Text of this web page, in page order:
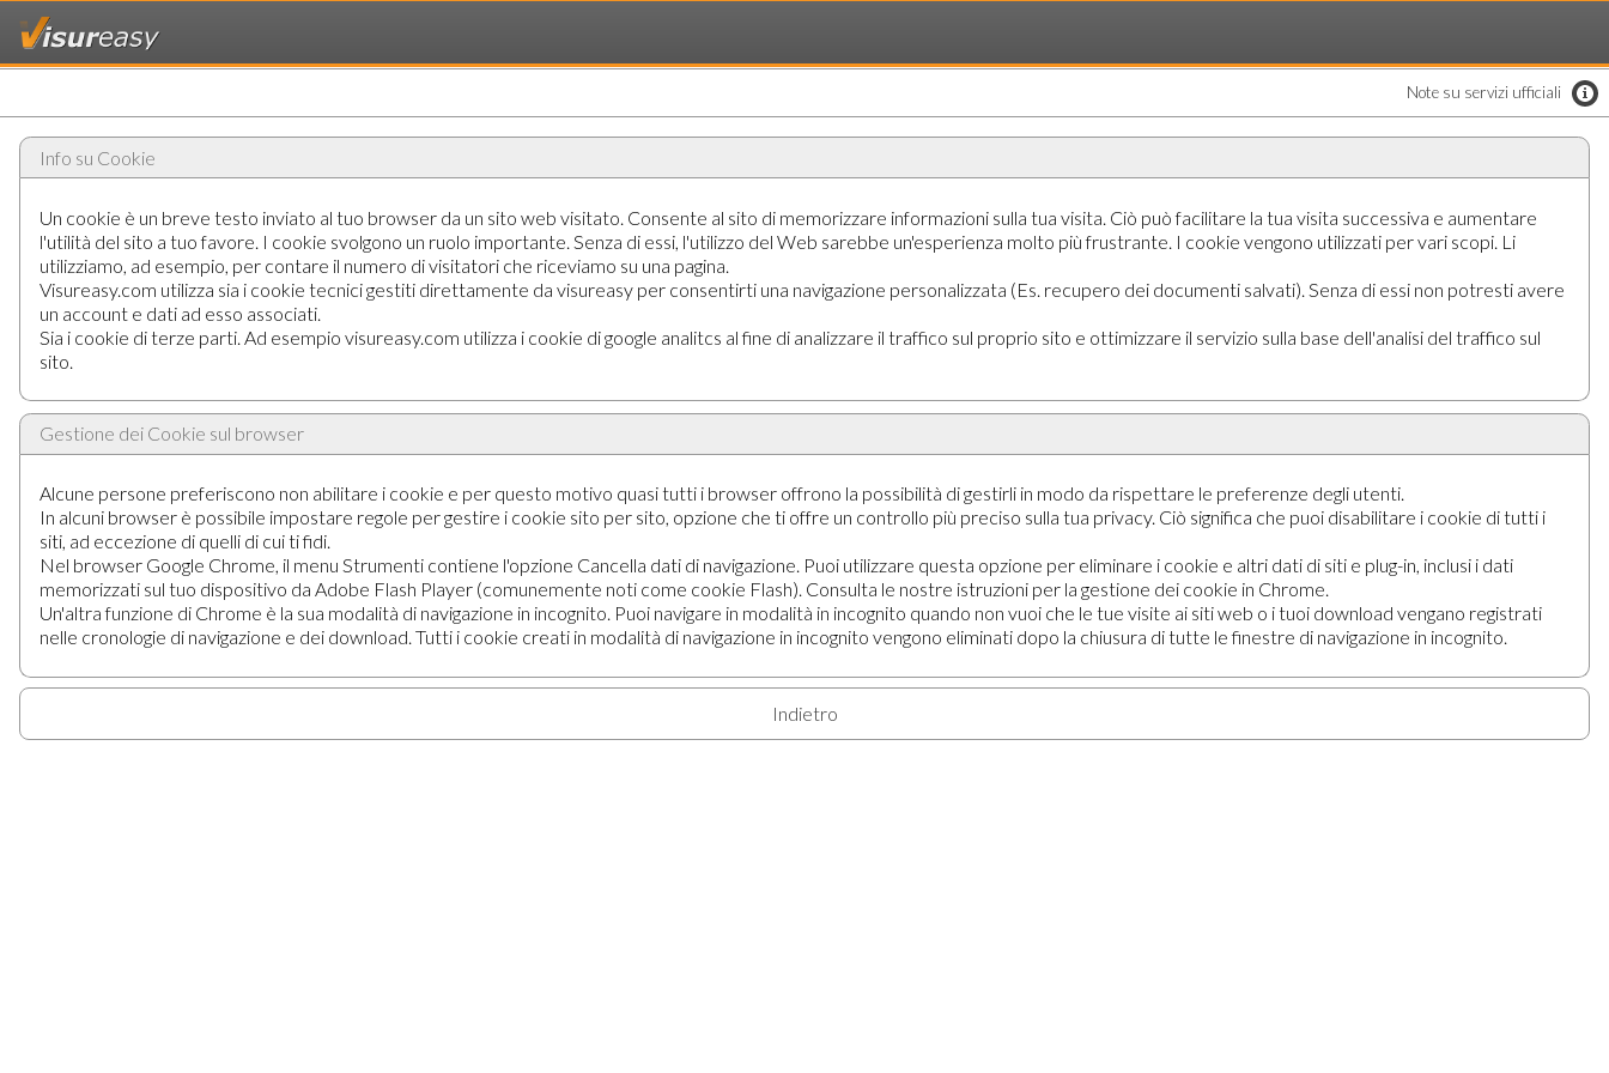
Note su servizi ufficiali
Info su Cookie
Un cookie è un breve testo inviato al tuo browser da un sito web visitato. Consente al sito di memorizzare informazioni sulla tua visita. Ciò può facilitare la tua visita successiva e aumentare
l'utilità del sito a tuo favore. I cookie svolgono un ruolo importante. Senza di essi, l'utilizzo del Web sarebbe un'esperienza molto più frustrante. I cookie vengono utilizzati per vari scopi. Li
utilizziamo, ad esempio, per contare il numero di visitatori che riceviamo su una pagina.
Visureasy.com utilizza sia i cookie tecnici gestiti direttamente da visureasy per consentirti una navigazione personalizzata (Es. recupero dei documenti salvati). Senza di essi non potresti avere
un account e dati ad esso associati.
Sia i cookie di terze parti. Ad esempio visureasy.com utilizza i cookie di google analitcs al fine di analizzare il traffico sul proprio sito e ottimizzare il servizio sulla base dell'analisi del traffico sul
sito.
Gestione dei Cookie sul browser
Alcune persone preferiscono non abilitare i cookie e per questo motivo quasi tutti i browser offrono la possibilità di gestirli in modo da rispettare le preferenze degli utenti.
In alcuni browser è possibile impostare regole per gestire i cookie sito per sito, opzione che ti offre un controllo più preciso sulla tua privacy. Ciò significa che puoi disabilitare i cookie di tutti i
siti, ad eccezione di quelli di cui ti fidi.
Nel browser Google Chrome, il menu Strumenti contiene l'opzione Cancella dati di navigazione. Puoi utilizzare questa opzione per eliminare i cookie e altri dati di siti e plug-in, inclusi i dati
memorizzati sul tuo dispositivo da Adobe Flash Player (comunemente noti come cookie Flash). Consulta le nostre istruzioni per la gestione dei cookie in Chrome.
Un'altra funzione di Chrome è la sua modalità di navigazione in incognito. Puoi navigare in modalità in incognito quando non vuoi che le tue visite ai siti web o i tuoi download vengano registrati
nelle cronologie di navigazione e dei download. Tutti i cookie creati in modalità di navigazione in incognito vengono eliminati dopo la chiusura di tutte le finestre di navigazione in incognito.
Indietro